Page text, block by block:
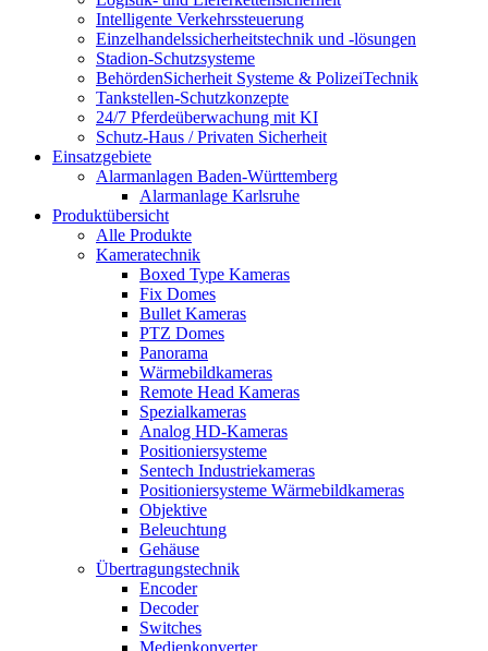
Intelligente Verkehrssteuerung
Einzelhandelssicherheitstechnik und -lösungen
Stadion-Schutzsysteme
BehördenSicherheit Systeme & PolizeiTechnik
Tankstellen-Schutzkonzepte​
24/7 Pferdeüberwachung mit KI
Schutz-Haus / Privaten Sicherheit
Einsatzgebiete
Alarmanlagen Baden-Württemberg
Alarmanlage Karlsruhe
Produktübersicht
Alle Produkte
Kameratechnik
Boxed Type Kameras
Fix Domes
Bullet Kameras
PTZ Domes
Panorama
Wärmebildkameras
Remote Head Kameras
Spezialkameras
Analog HD-Kameras
Positioniersysteme
Sentech Industriekameras
Positioniersysteme Wärmebildkameras
Objektive
Beleuchtung
Gehäuse
Übertragungstechnik
Encoder
Decoder
Switches
Medienkonverter